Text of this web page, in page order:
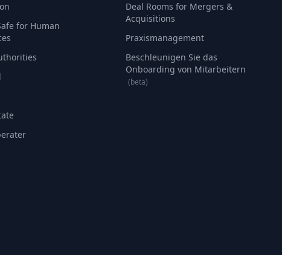
for Human
Deal Rooms for Mergers &
Acquisitions
Praxismanagement
Beschleunigen Sie das
Onboarding von Mitarbeitern
(beta)